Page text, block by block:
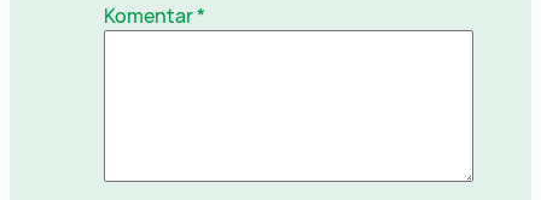
Komentar*